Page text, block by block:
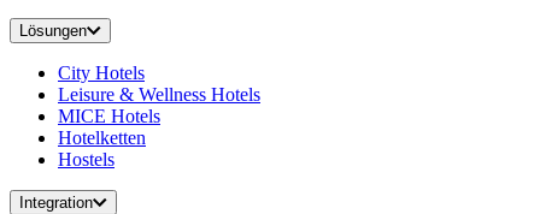
Lösungen
City Hotels
Leisure & Wellness Hotels
MICE Hotels
Hotelketten
Hostels
Integration